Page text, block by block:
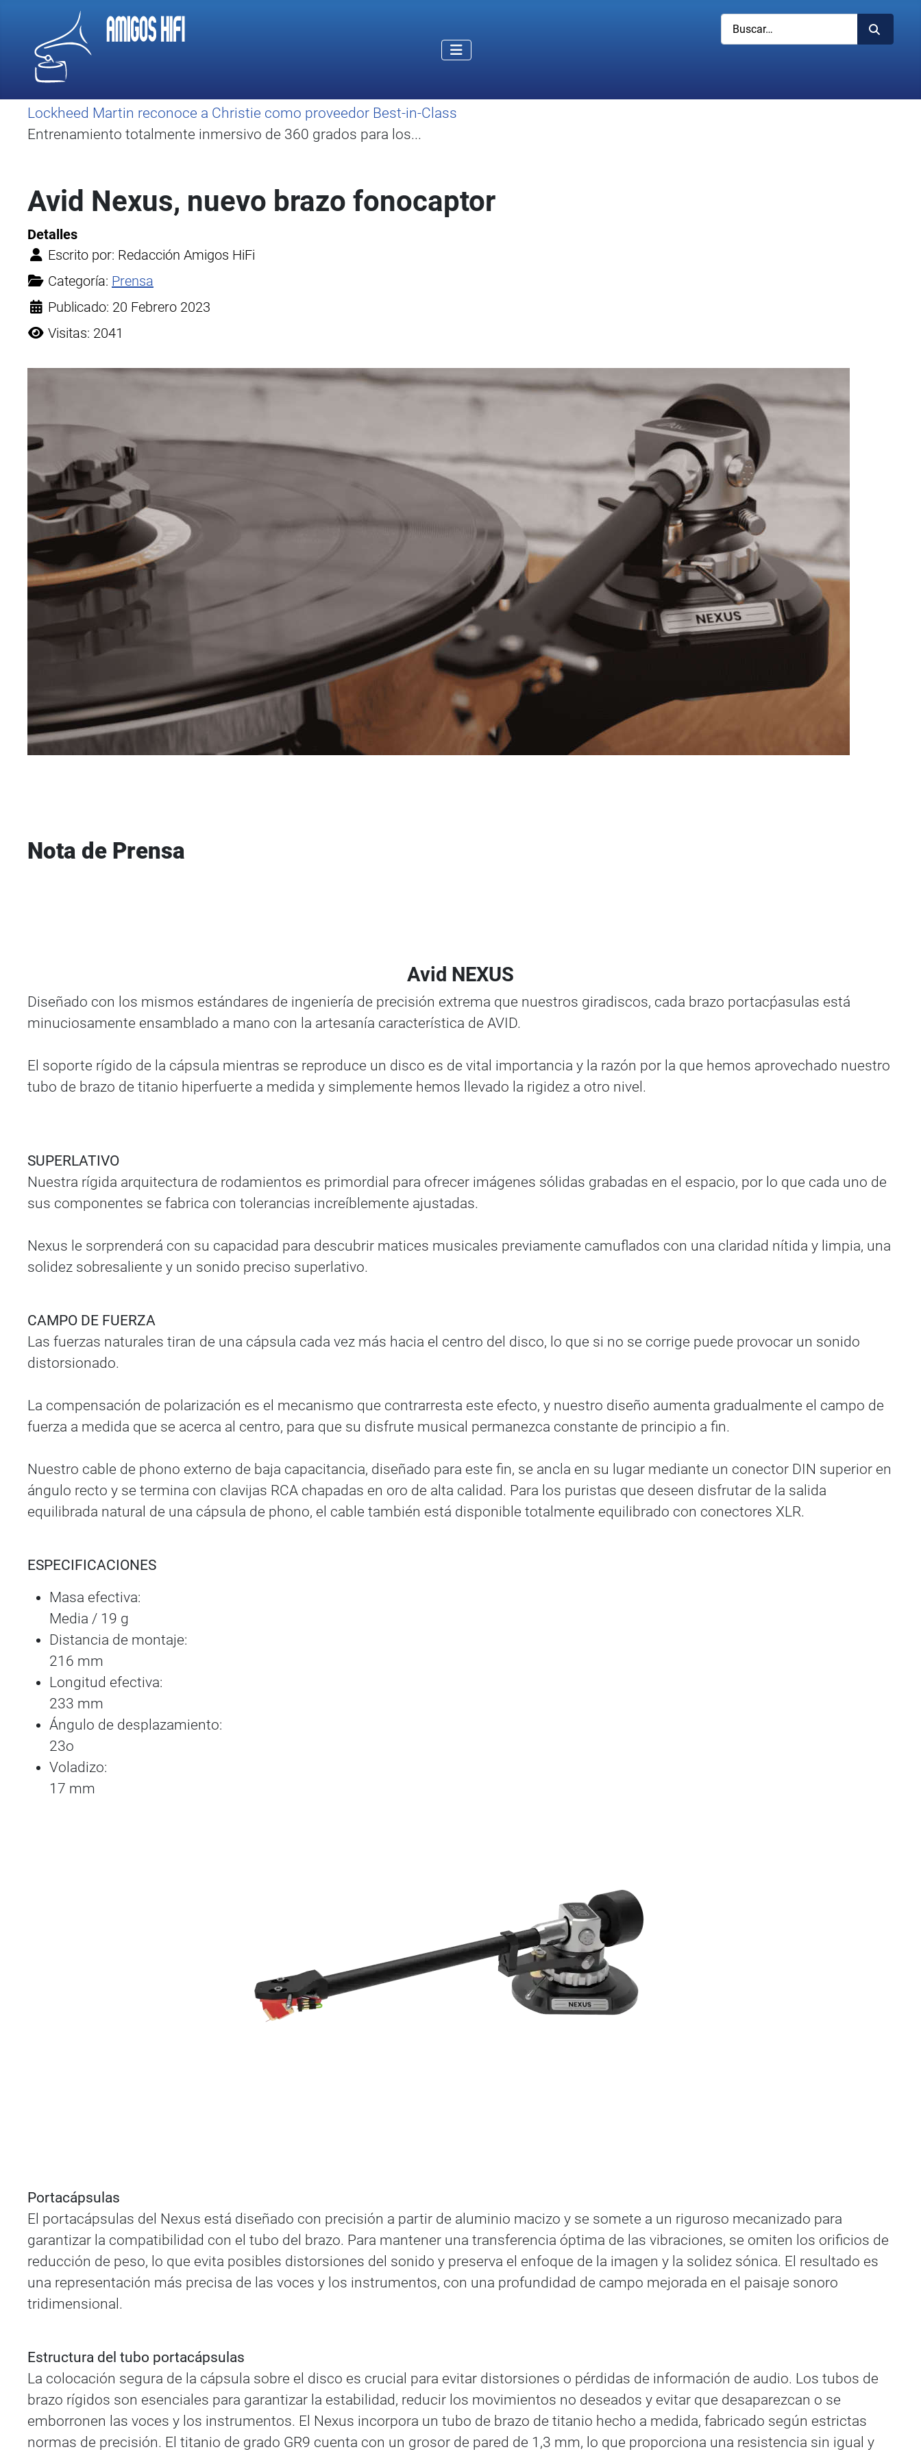
Buscar
Lockheed Martin reconoce a Christie como proveedor Best-in-Class
Entrenamiento totalmente inmersivo de 360 grados para los...
Avid Nexus, nuevo brazo fonocaptor
Detalles
Escrito por: Redacción Amigos HiFi
Categoría: Prensa
Publicado: 20 Febrero 2023
Visitas: 2041
Nota de Prensa
Avid NEXUS
Diseñado con los mismos estándares de ingeniería de precisión extrema que nuestros giradiscos, cada brazo portacṕasulas está
minuciosamente ensamblado a mano con la artesanía característica de AVID.
El soporte rígido de la cápsula mientras se reproduce un disco es de vital importancia y la razón por la que hemos aprovechado nuestro
tubo de brazo de titanio hiperfuerte a medida y simplemente hemos llevado la rigidez a otro nivel.
SUPERLATIVO
Nuestra rígida arquitectura de rodamientos es primordial para ofrecer imágenes sólidas grabadas en el espacio, por lo que cada uno de
sus componentes se fabrica con tolerancias increíblemente ajustadas.
Nexus le sorprenderá con su capacidad para descubrir matices musicales previamente camuflados con una claridad nítida y limpia, una
solidez sobresaliente y un sonido preciso superlativo.
CAMPO DE FUERZA
Las fuerzas naturales tiran de una cápsula cada vez más hacia el centro del disco, lo que si no se corrige puede provocar un sonido
distorsionado.
La compensación de polarización es el mecanismo que contrarresta este efecto, y nuestro diseño aumenta gradualmente el campo de
fuerza a medida que se acerca al centro, para que su disfrute musical permanezca constante de principio a fin.
Nuestro cable de phono externo de baja capacitancia, diseñado para este fin, se ancla en su lugar mediante un conector DIN superior en
ángulo recto y se termina con clavijas RCA chapadas en oro de alta calidad. Para los puristas que deseen disfrutar de la salida
equilibrada natural de una cápsula de phono, el cable también está disponible totalmente equilibrado con conectores XLR.
ESPECIFICACIONES
Masa efectiva:
Media / 19 g
Distancia de montaje:
216 mm
Longitud efectiva:
233 mm
Ángulo de desplazamiento:
23o
Voladizo:
17 mm
Portacápsulas
El portacápsulas del Nexus está diseñado con precisión a partir de aluminio macizo y se somete a un riguroso mecanizado para
garantizar la compatibilidad con el tubo del brazo. Para mantener una transferencia óptima de las vibraciones, se omiten los orificios de
reducción de peso, lo que evita posibles distorsiones del sonido y preserva el enfoque de la imagen y la solidez sónica. El resultado es
una representación más precisa de las voces y los instrumentos, con una profundidad de campo mejorada en el paisaje sonoro
tridimensional.
Estructura del tubo portacápsulas
La colocación segura de la cápsula sobre el disco es crucial para evitar distorsiones o pérdidas de información de audio. Los tubos de
brazo rígidos son esenciales para garantizar la estabilidad, reducir los movimientos no deseados y evitar que desaparezcan o se
emborronen las voces y los instrumentos. El Nexus incorpora un tubo de brazo de titanio hecho a medida, fabricado según estrictas
normas de precisión. El titanio de grado GR9 cuenta con un grosor de pared de 1,3 mm, lo que proporciona una resistencia sin igual y